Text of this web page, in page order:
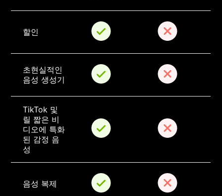
할인
초현실적인
음성 생성기
TikTok 및
릴 짧은 비
디오에 특화
된 감정 음
성
음성 복제